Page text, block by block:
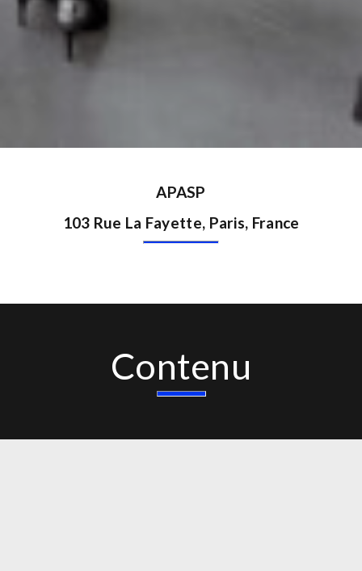
APASP
103 Rue La Fayette, Paris, France
Contenu